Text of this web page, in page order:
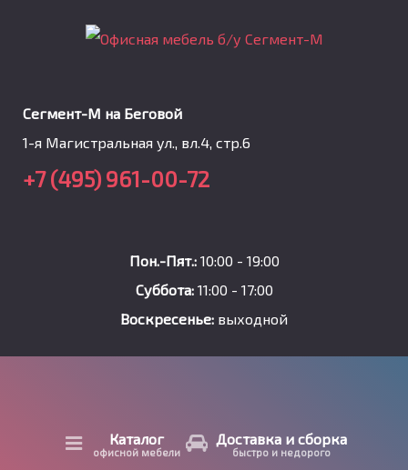
Сегмент-М на Беговой
1-я Магистральная ул., вл.4, стр.6
+7 (495) 961-00-72
Пон.-Пят.: 10:00 - 19:00
Суббота:11:00 - 17:00
Воскресенье: выходной
Каталог
офисной мебели
Доставка и сборка
быстро и недорого